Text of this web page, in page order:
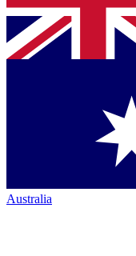
Australia